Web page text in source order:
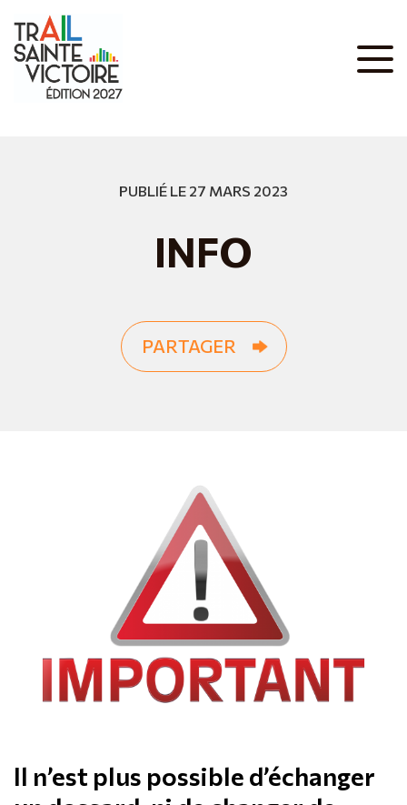
PUBLIÉ LE 27 MARS 2023
INFO
PARTAGER
Il n’est plus possible d’échanger